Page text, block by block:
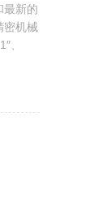
最新的
密机械
、